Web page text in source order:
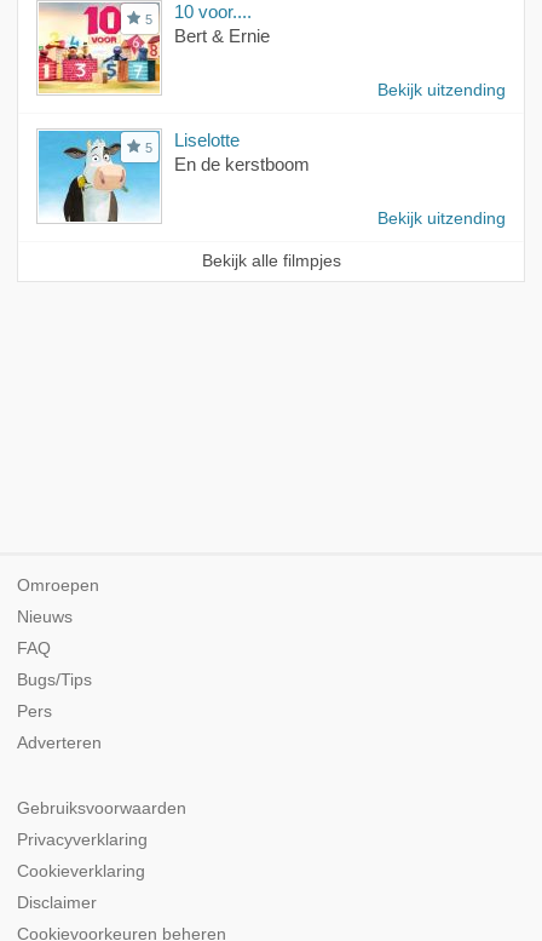
5
10 voor....
Bert & Ernie
Bekijk uitzending
5
Liselotte
En de kerstboom
Bekijk uitzending
Bekijk alle filmpjes
Omroepen
Nieuws
FAQ
Bugs/Tips
Pers
Adverteren
Gebruiksvoorwaarden
Privacyverklaring
Cookieverklaring
Disclaimer
Cookievoorkeuren beheren